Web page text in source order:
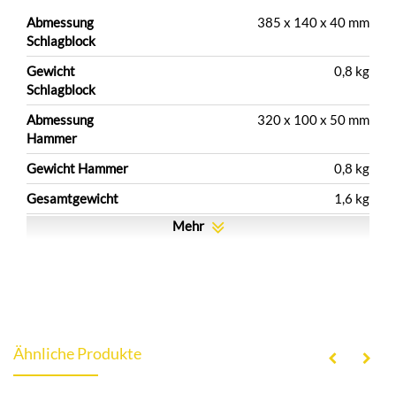
Abmessung
Schlagblock
385 x 140 x 40 mm
Gewicht
Schlagblock
0,8 kg
Abmessung
Hammer
320 x 100 x 50 mm
Gewicht Hammer
0,8 kg
Gesamtgewicht
1,6 kg
Mehr
Ähnliche Produkte